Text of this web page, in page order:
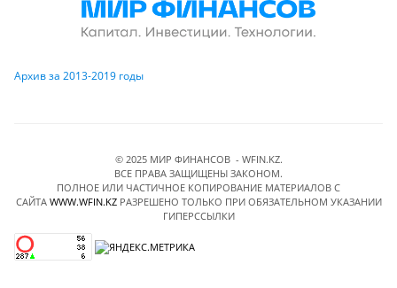
Архив за 2013-2019 годы
© 2025 МИР ФИНАНСОВ - WFIN.KZ.
ВСЕ ПРАВА ЗАЩИЩЕНЫ ЗАКОНОМ.
ПОЛНОЕ ИЛИ ЧАСТИЧНОЕ КОПИРОВАНИЕ МАТЕРИАЛОВ C
САЙТА WWW.WFIN.KZРАЗРЕШЕНО ТОЛЬКО ПРИ ОБЯЗАТЕЛЬНОМ УКАЗАНИИ
ГИПЕРССЫЛКИ